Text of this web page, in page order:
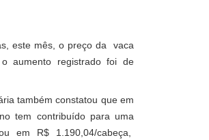
este mês, o preço da vaca
aumento registrado foi de
também constatou que em
tem contribuído para uma
em R$ 1.190,04/cabeça,